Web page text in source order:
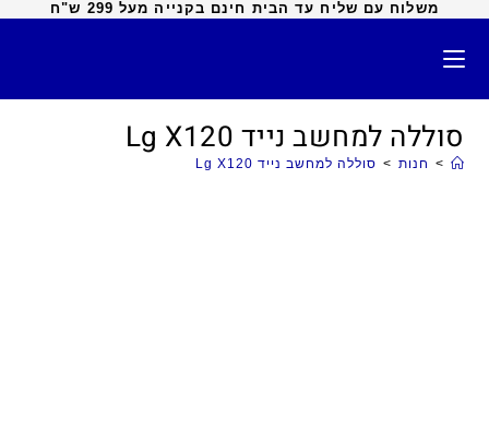
משלוח עם שליח עד הבית חינם בקנייה מעל 299 ש"ח
סוללה למחשב נייד Lg X120
> חנות > סוללה למחשב נייד Lg X120